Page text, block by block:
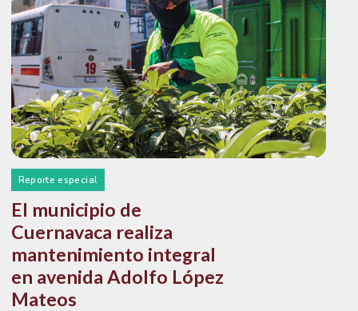
Reporte especial
El municipio de
Cuernavaca realiza
mantenimiento integral
en avenida Adolfo López
Mateos